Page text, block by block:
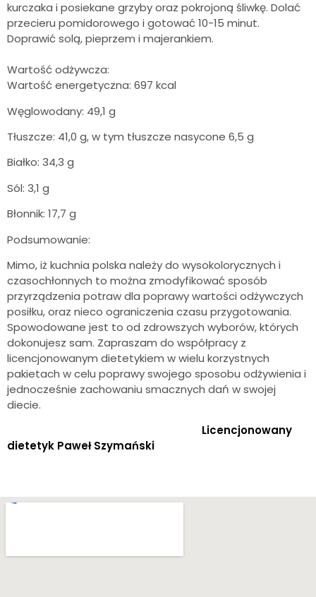
kurczaka i posiekane grzyby oraz pokrojoną śliwkę. Dolać
przecieru pomidorowego i gotować 10-15 minut.
Doprawić solą, pieprzem i majerankiem.
Wartość odżywcza:
Wartość energetyczna: 697 kcal
Węglowodany: 49,1 g
Tłuszcze: 41,0 g, w tym tłuszcze nasycone 6,5 g
Białko: 34,3 g
Sól: 3,1 g
Błonnik: 17,7 g
Podsumowanie:
Mimo, iż kuchnia polska należy do wysokolorycznych i
czasochłonnych to można zmodyfikować sposób
przyrządzenia potraw dla poprawy wartości odżywczych
posiłku, oraz nieco ograniczenia czasu przygotowania.
Spowodowane jest to od zdrowszych wyborów, których
dokonujesz sam. Zapraszam do współpracy z
licencjonowanym dietetykiem w wielu korzystnych
pakietach w celu poprawy swojego sposobu odżywienia i
jednocześnie zachowaniu smacznych dań w swojej
diecie.
Licencjonowany
dietetyk Paweł Szymański